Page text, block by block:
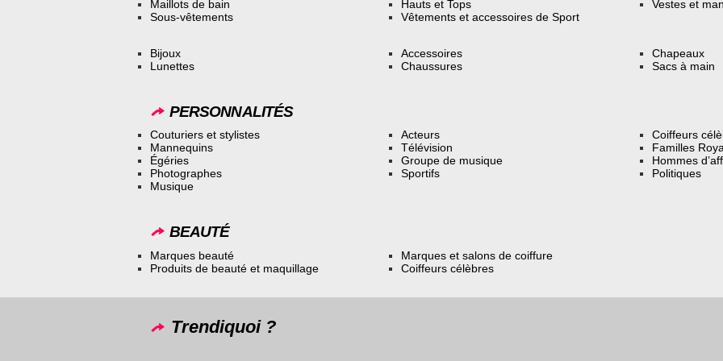
Maillots de bain
Sous-vêtements
Hauts et Tops
Vêtements et accessoires de Sport
Vestes et
Bijoux
Lunettes
Accessoires
Chaussures
Chapeaux
Sacs à main
PERSONNALITÉS
Couturiers et stylistes
Mannequins
Égéries
Photographes
Musique
Acteurs
Télévision
Groupe de musique
Sportifs
Coiffeurs
Familles
Hommes
Politiques
BEAUTÉ
Marques beauté
Produits de beauté et maquillage
Marques et salons de coiffure
Coiffeurs célèbres
Trendiquoi ?